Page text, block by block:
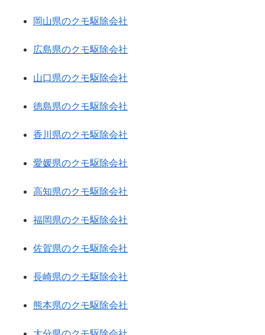
岡山県のクモ駆除会社
広島県のクモ駆除会社
山口県のクモ駆除会社
徳島県のクモ駆除会社
香川県のクモ駆除会社
愛媛県のクモ駆除会社
高知県のクモ駆除会社
福岡県のクモ駆除会社
佐賀県のクモ駆除会社
長崎県のクモ駆除会社
熊本県のクモ駆除会社